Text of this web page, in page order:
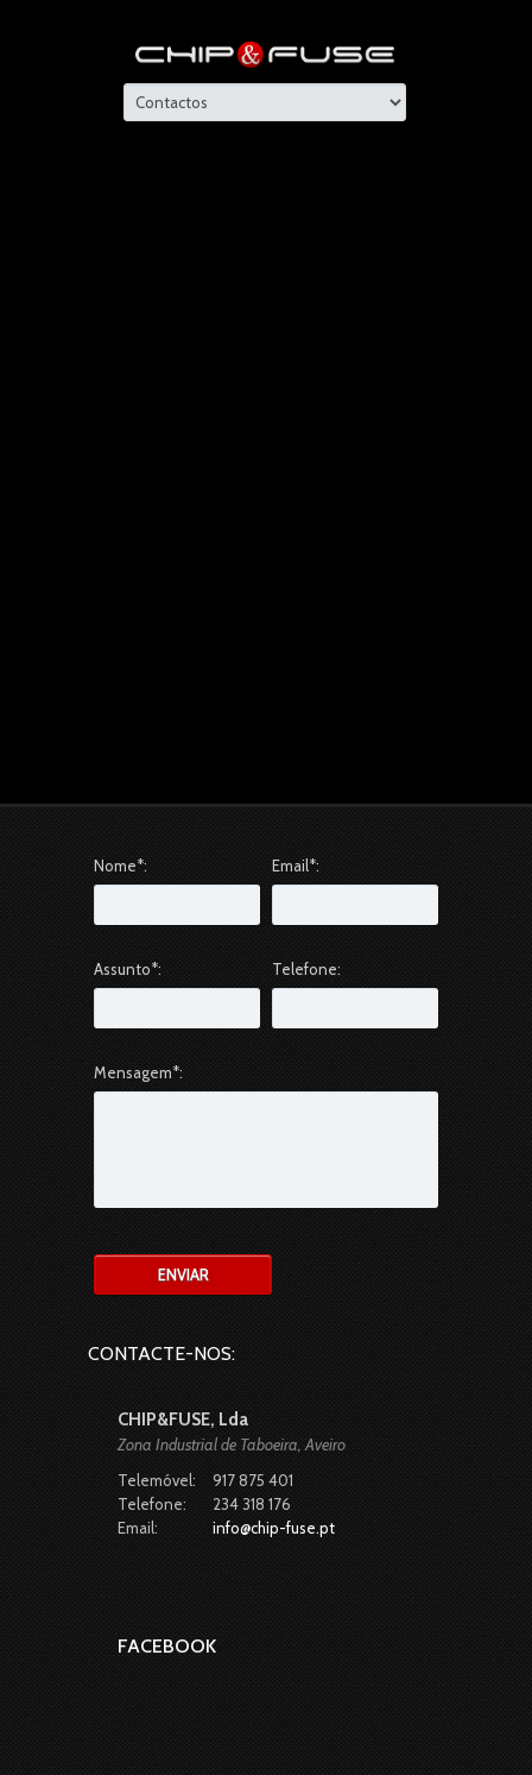
Nome*: Email*:
Assunto*: Telefone:
Mensagem*:
CONTACTE-NOS:
CHIP&FUSE, Lda
Zona Industrial de Taboeira, Aveiro
Telemóvel:
917 875 401
Telefone:
234 318 176
Email:
info@chip-fuse.pt
FACEBOOK